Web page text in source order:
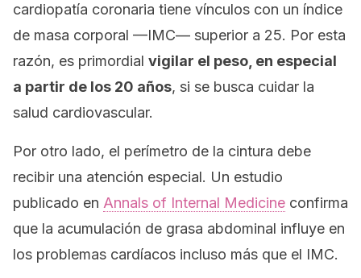
cardiopatía coronaria tiene vínculos con un índice
de masa corporal —IMC— superior a 25. Por esta
razón, es primordial vigilar el peso, en especial
a partir de los 20 años, si se busca cuidar la
salud cardiovascular.
Por otro lado, el perímetro de la cintura debe
recibir una atención especial. Un estudio
publicado en Annals of Internal Medicine confirma
que la acumulación de grasa abdominal influye en
los problemas cardíacos incluso más que el IMC.